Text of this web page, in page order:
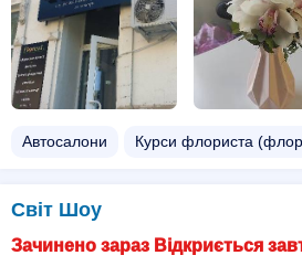
Автосалони Курси флориста
Світ Шоу
Зачинено зараз Відкриється